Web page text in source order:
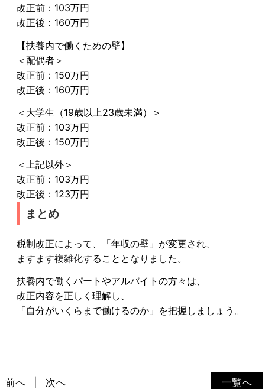
改正前：103万円
改正後：160万円
【扶養内で働くための壁】
＜配偶者＞
改正前：150万円
改正後：160万円
＜大学生（19歳以上23歳未満）＞
改正前：103万円
改正後：150万円
＜上記以外＞
改正前：103万円
改正後：123万円
まとめ
税制改正によって、「年収の壁」が変更され、
ますます複雑化することとなりました。
扶養内で働くパートやアルバイトの方々は、
改正内容を正しく理解し、
「自分がいくらまで働けるのか」を把握しましょう。
一覧へ
前へ 次へ